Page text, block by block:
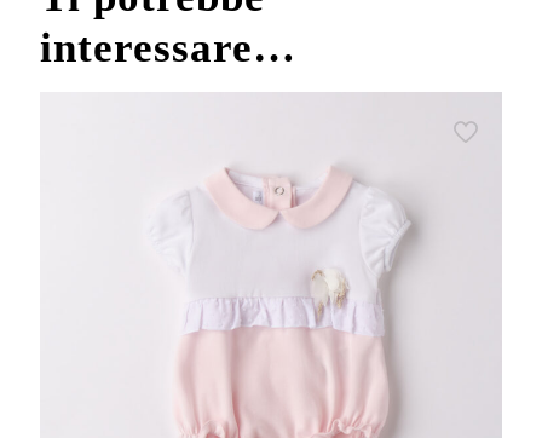
interessare…